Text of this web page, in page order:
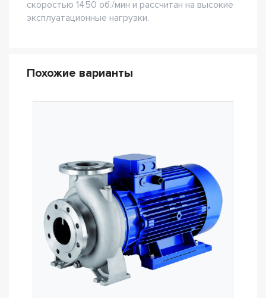
скоростью 1450 об./мин и рассчитан на высокие
эксплуатационные нагрузки.
Похожие варианты